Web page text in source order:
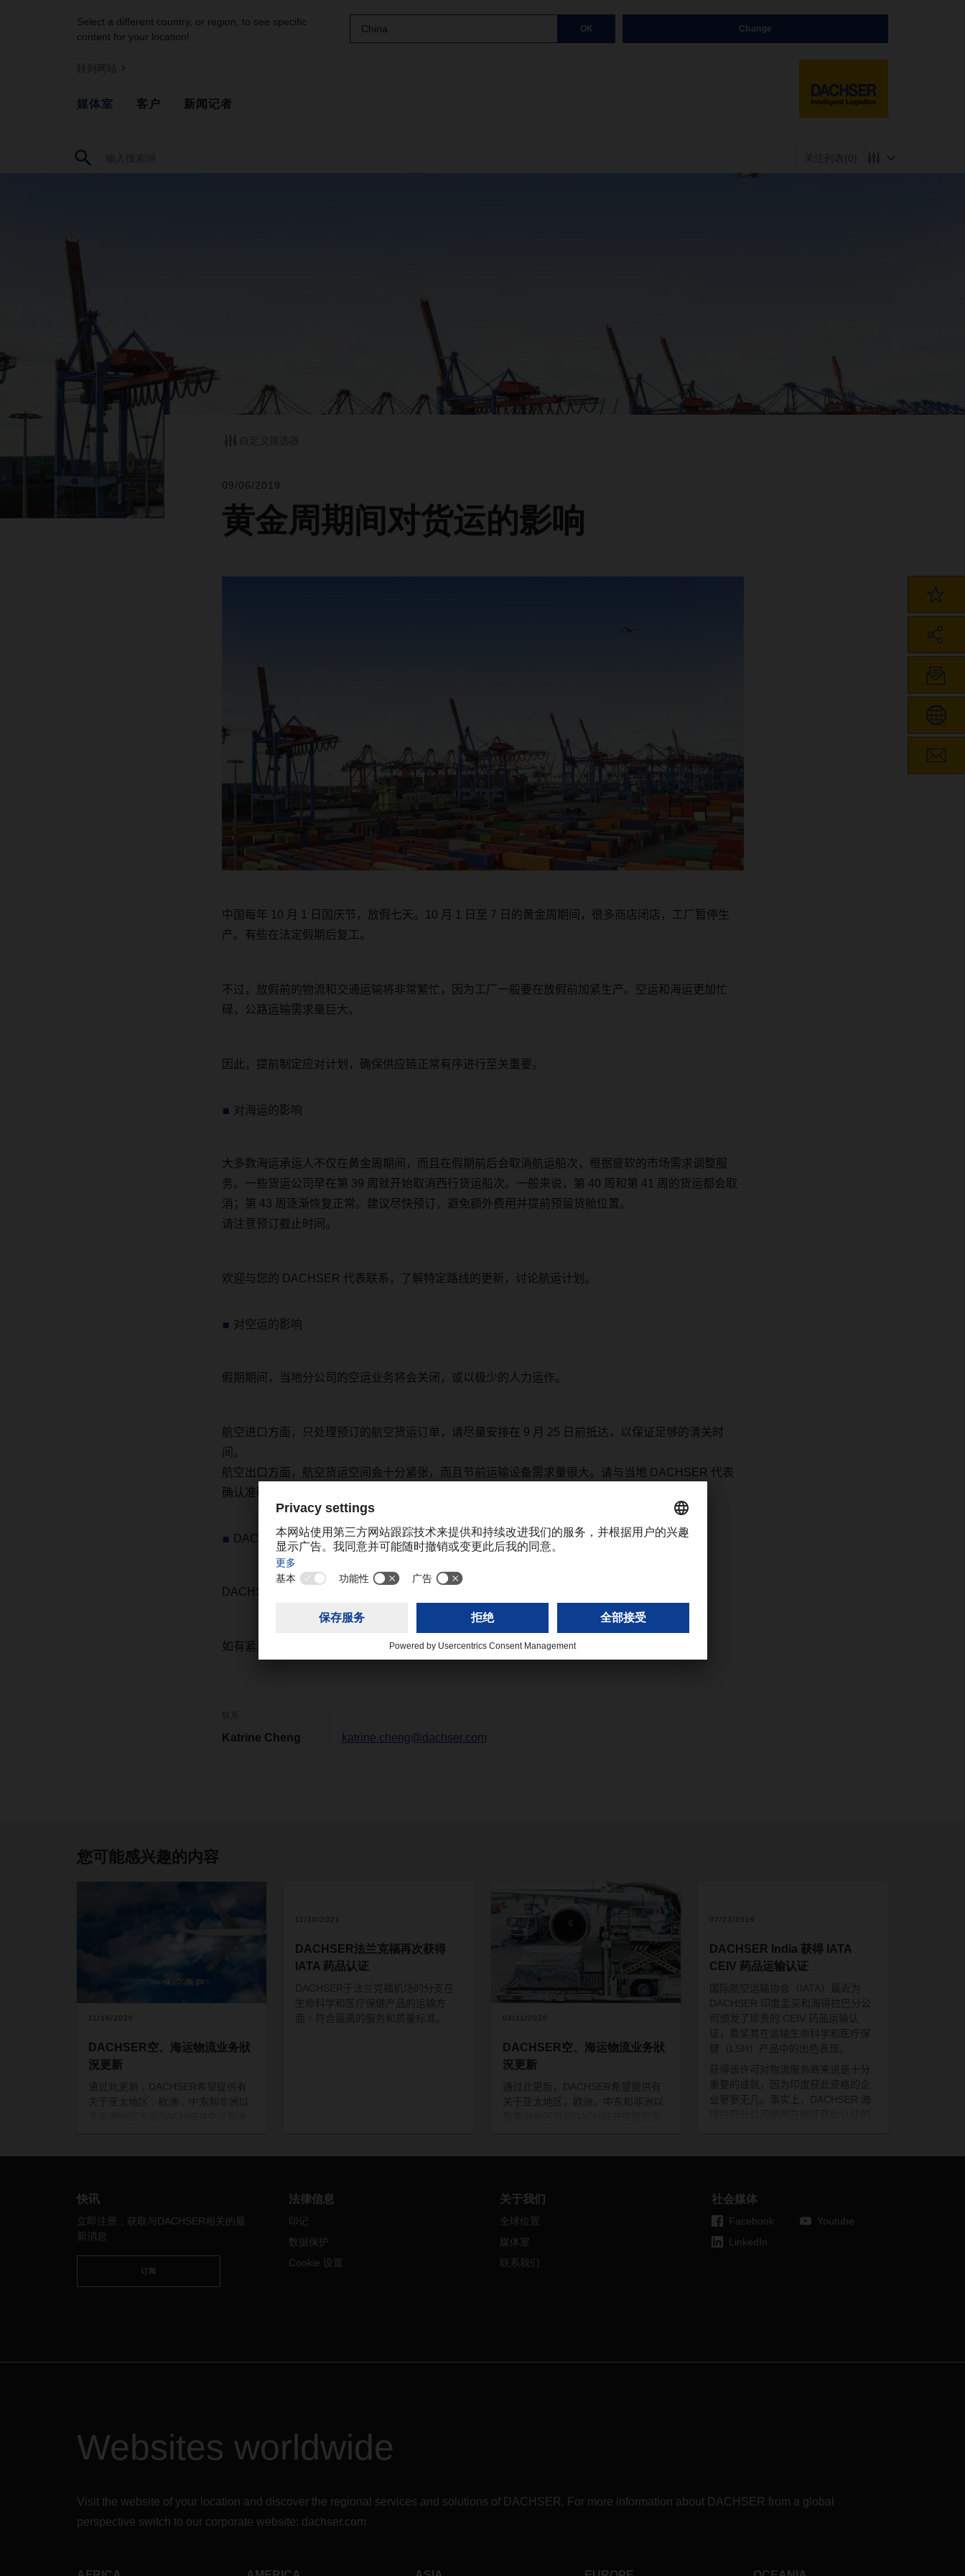
Select a different country, or region, to see specific
content for your location!
China OK Change
转到网站
媒体室 客户 新闻记者
关注列表 (0)
自定义筛选器
09/06/2019
黄金周期间对货运的影响
中国每年 10 月 1 日国庆节，放假七天。 10 月 1 日至 7 日的黄金周期间，很多商店闭店，工厂暂停生
产。有些在法定假期后复工。
不过，放假前的物流和交通运输将非常繁忙，
因为工厂一般要在放假前加紧生产。空运和海运更加忙
碌，公路运输需求量巨大。
因此，提前制定应对计划，确保供应链正常有序进行至关重要。
对海运的影响
大多数海运承运人不仅在黄金周期间，而且在假期前后会取消航运船次，根据疲软的市场需求调整服
务。 一些货运公司早在第 39 周就开始取消西行货运船次。一般来说，第 40 周和第 41
周的货运都会取
消；第 43 周逐渐恢复正常。建议尽快预订，避免额外费用并提前预留货舱位置。
请注意预订截止时间。
欢迎与您的 DACHSER 代表联系，了解特定路线的更新，讨论航运计划。
对空运的影响
假期期间，当地分公司的空运业务将会关闭，或以极少的人力运作。
航空进口方面，只处理预订的航空货运订单，请尽量安排在 9 月 25 日前抵达，以保证足够的清关时
间。
航空出口方面， 航空货运空间会十分紧张，而且节前运输设备需求量很大。请与当地 DACHSER 代表
确认准确的截止时间。
DACHSER中国分公司
DACHSER
如有紧急货运业务或有任何问题，请随时联系我们。
Katrine Cheng katrine.cheng@dachser.com
您可能感兴趣的内容
11/18/2020
DACHSER空、海运物流业务狀
況更新
通过此更新，DACHSER希望提供有
关于亚太地区，欧洲，中东和非洲以
作，以及背后的原因。由于各国的情
况可能会迅速发生变化，因此所附文
件将定期更新并发布在我们的网站
上。
如有任何疑问和/或疑问，请随时与您
当地的DACHSER代表联系。
11/10/2021
DACHSER法兰克福再次获得
IATA 药品认证
DACHSER于 法兰克福机场的分支在
生命科学和医疗保健产品的运输方
面 ， 符合最高的服务和质量标准。 04/11/2020
DACHSER空、海运物流业务狀
況更新
通过此更新， DACHSER 希望提供有
关于亚太地区，欧洲，中东和非洲以
作，以及背后的原因。由于各国的情
况可能会迅速发生变化，因此所附文
件将定期更新并发布在我们的网站
上。
对于疫情蔓延给客户带来的不便，我
全球空运市场的运力状况非常紧张。
如有任何疑问和/ 或疑问，请随时与您
07/23/2019
DACHSER India 获得 IATA
CEIV 药品运输认证
国际航空运输协会（ IATA ）最近为
DACHSER 印度孟买和海得拉巴分公
司颁发了珍贵的
CEIV 药品运输认
证，嘉奖其在运输生命科学和医疗保
LSH ）产品中的出色表现。
获得该许可对物流服务商来说是十分
重要的成就，因为印度获此资格的企
业寥寥无几。事实上， DACHSER
海
流公司只一。
快讯
立即注册，获取与DACHSER相关的最
新消息
订阅
法律信息
印记
数据保护
Cookie 设置
关于我们
全球位置
媒体室
联系我们
社会媒体
Facebook
LinkedIn
Youtube
Websites worldwide
Visit the website of your location and discover the regional services and solutions of DACHSER. For more information about DACHSER from a global
perspective switch to our corporate website: dachser.com